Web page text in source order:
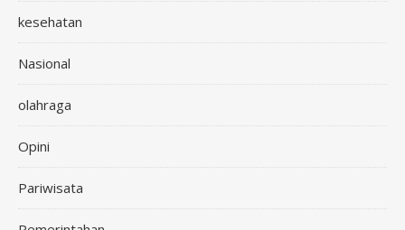
kesehatan
Nasional
olahraga
Opini
Pariwisata